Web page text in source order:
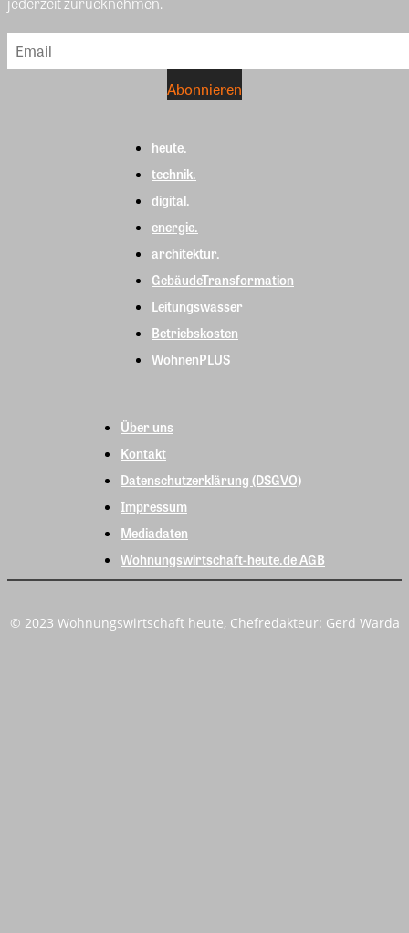
heute.
technik.
digital.
energie.
architektur.
GebäudeTransformation
Leitungswasser
Betriebskosten
WohnenPLUS
Über uns
Kontakt
Datenschutzerklärung (DSGVO)
Impressum
Mediadaten
Wohnungswirtschaft-heute.de AGB
© 2023 Wohnungswirtschaft heute, Chefredakteur: Gerd Warda